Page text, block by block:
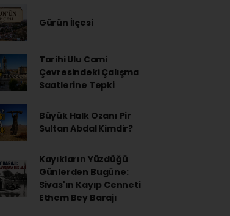
Gürün İlçesi
Tarihi Ulu Cami
Çevresindeki Çalışma
Saatlerine Tepki
Büyük Halk Ozanı Pir
Sultan Abdal Kimdir?
Kayıkların Yüzdüğü
Günlerden Bugüne:
Sivas'ın Kayıp Cenneti
Ethem Bey Barajı